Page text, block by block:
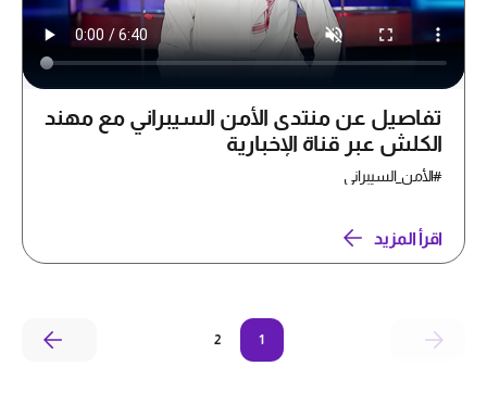
تفاصيل عن منتدى الأمن السيبراني مع مهند
الكلش عبر قناة الإخبارية
#الأمن_السيبراني
اقرأ المزيد
1
2